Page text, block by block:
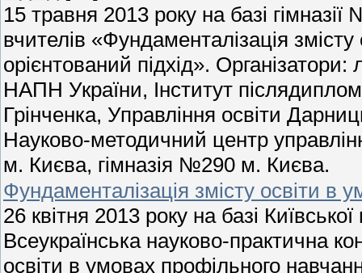
15 травня 2013 року на базі
вчителів «Фундаменталізація
орієнтований підхід». Організатори:
НАПН України, Інститут
Грінченка, Управління освіти
Науково-методичний центр
м. Києва, гімназія №290 м. Києва.
Фундаменталізація змісту освіти в
26 квітня 2013 року на базі
Всеукраїнська науково-практична
освіти в умовах профільного